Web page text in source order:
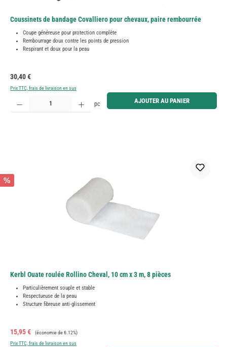
Coussinets de bandage Covalliero pour chevaux, paire rembourrée
Coupe généreuse pour protection complète
Rembourrage doux contre les points de pression
Respirant et doux pour la peau
Prix régulier :
30,40 €
Prix TTC, frais de livraison en sus
Quantité de produit : Entrez la quantité souhaitée ou utilisez les boutons pour augmenter ou
pc AJOUTER AU PANIER
%
Kerbl Ouate roulée Rollino Cheval, 10 cm x 3 m, 8 pièces
Particulièrement souple et stable
Respectueuse de la peau
Structure fibreuse anti-glissement
Prix de vente :
15,95 € Prix régulier :
(économie de 6.12%)
Prix TTC, frais de livraison en sus